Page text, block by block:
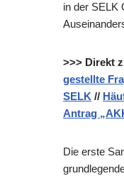
in der SELK
>>> Direkt
gestellte
SELK //
Antrag
Die erste